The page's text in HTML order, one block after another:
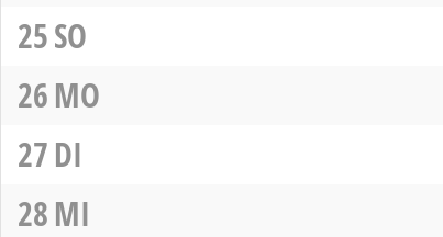
25SO
26MO
27DI
28MI